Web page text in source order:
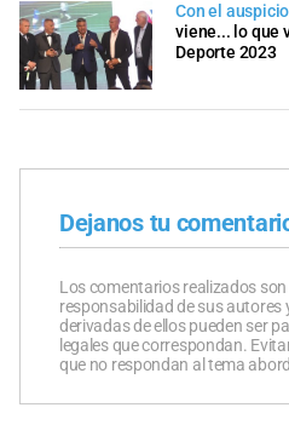
Con el
viene... lo que
Deporte 2023
Dejanos tu
Los comentarios realizados son
responsabilidad de sus autores
derivadas de ellos pueden ser
legales que correspondan.
que no respondan al tema